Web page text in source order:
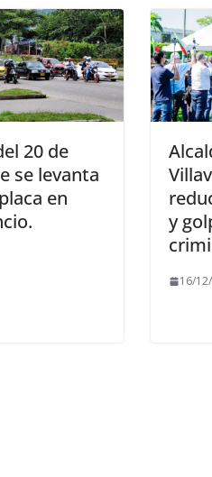
20 de
se levanta
en
y
16/